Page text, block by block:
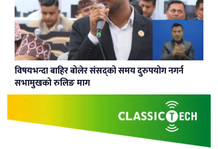
विषयभन्दा बाहिर बोलेर संसद्को समय दुरुपयोग नगर्न
सभामुखको रुलिङ माग